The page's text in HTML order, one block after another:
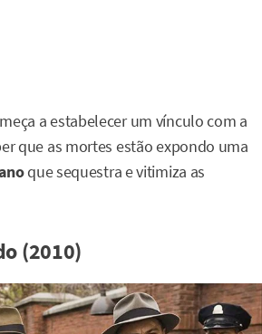
a estabelecer um vínculo com a
que as mortes estão expondo uma
que sequestra e vitimiza as
(2010)